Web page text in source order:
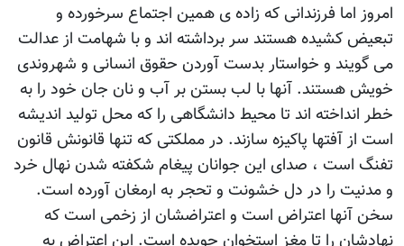
امروز اما فرزندانی که زاده ی همین اجتماع سرخورده و
تبعیض کشیده هستند سر برداشته اند و با شهامت از عدالت
می گویند و خواستار بدست آوردن حقوق انسانی و شهروندی
خویش هستند. آنها با لب بستن بر آب و نان جان خود را به
خطر انداخته اند تا محیط دانشگاهی را که محل تولید اندیشه
است از آفتها پاکیزه سازند. در مملکتی که تنها قانونش قانون
تفنگ است ، صدای این جوانان پیغام شکفته شدن نهال خرد
و مدنیت را در دل خشونت و تحجر به ارمغان آورده است.
سخن آنها اعتراض است و اعتراضشان از زخمی است که
نهادشان را تا مغز استخوان جویده است. این اعتراض به